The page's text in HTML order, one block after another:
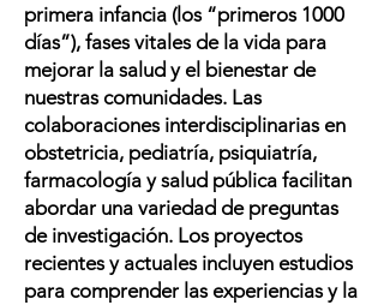
primera infancia (los “primeros 1000
días”), fases vitales de la vida para
mejorar la salud y el bienestar de
nuestras comunidades. Las
colaboraciones interdisciplinarias en
obstetricia, pediatría, psiquiatría,
farmacología y salud pública facilitan
abordar una variedad de preguntas
de investigación. Los proyectos
recientes y actuales incluyen estudios
para comprender las experiencias y la